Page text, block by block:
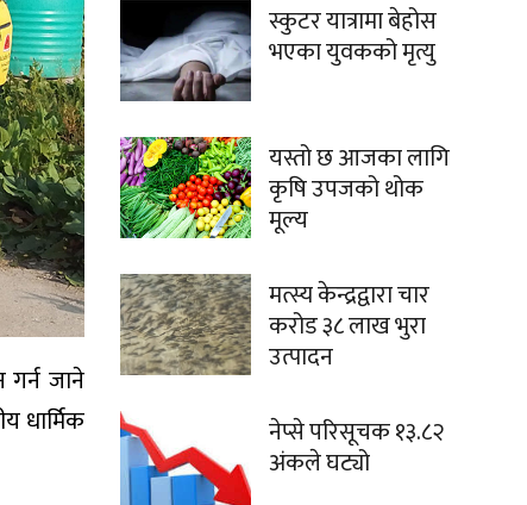
जाने
धार्मिक
स्कुटर यात्रामा बेहोस
भएका युवकको मृत्यु
यस्तो छ आजका लागि
कृषि उपजको थोक
मूल्य
मत्स्य केन्द्रद्वारा चार
करोड ३८ लाख भुरा
उत्पादन
नेप्से परिसूचक १३.८२
अंकले घट्यो